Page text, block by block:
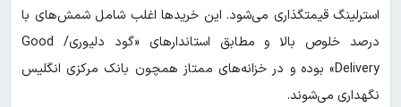
استرلینگ قیمتگذاری می‌شود. این خریدها اغلب شامل شمش‌های با
درصد خلوص بالا و مطابق استاندارهای «گود دلیوری/ Good
Delivery» بوده و در خزانه‌های ممتاز همچون بانک مرکزی انگلیس
نگهداری می‌شوند.